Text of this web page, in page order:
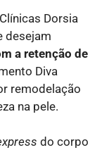
Dorsia
desejam
a retenção de
Diva
remodelação
na pele.
do corpo